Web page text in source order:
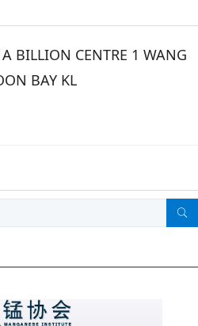
BILLION CENTRE 1 WANG
BAY KL